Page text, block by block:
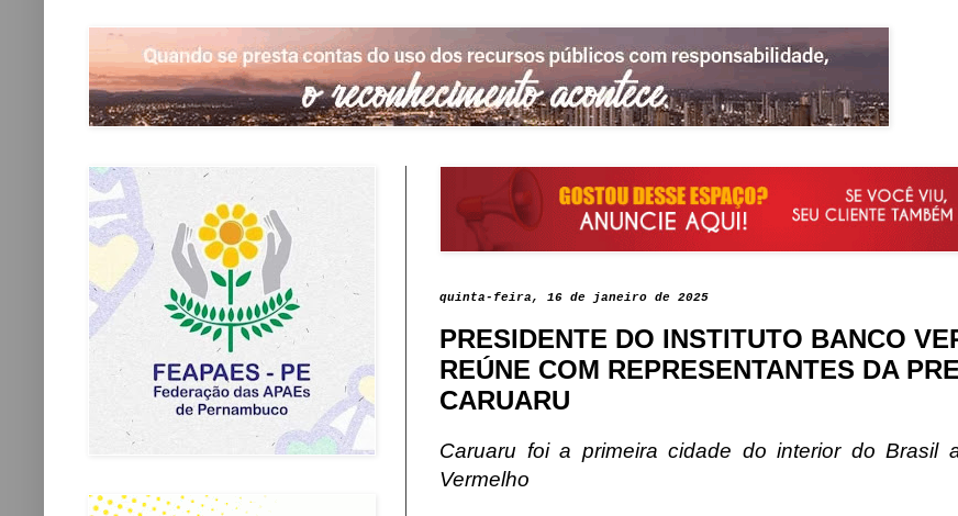
quinta-feira, 16 de janeiro de 2025
PRESIDENTE DO INSTITUTO BANCO
REÚNE COM REPRESENTANTES DA
CARUARU
Caruaru foi a primeira cidade do interior do Brasil
Vermelho